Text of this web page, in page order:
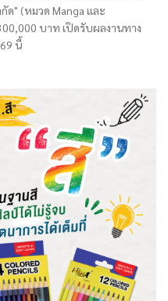
ด" (หมวด Manga และ
บาท เปิดรับผลงานทาง
นี้